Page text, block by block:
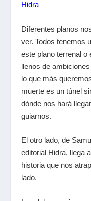
Hidra
Diferentes planos
ver. Todos tenemos
este plano terrenal o
llenos de
lo que más
muerte es un túnel
dónde nos hará
guiarnos.
El otro lado, de
editorial Hidra, llega
historia que nos
lado.